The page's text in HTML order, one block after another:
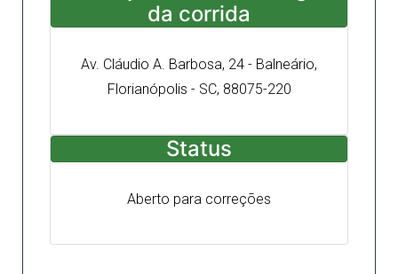
da corrida
Av. Cláudio A. Barbosa, 24 - Balneário,
Florianópolis - SC, 88075-220
Status
Aberto para correções